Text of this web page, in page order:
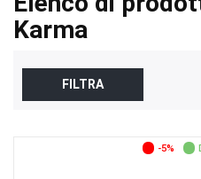
Karma
FILTRA
-5%